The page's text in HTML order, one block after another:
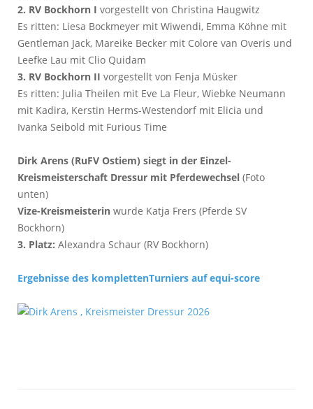
2. RV Bockhorn I vorgestellt von Christina Haugwitz
Es ritten: Liesa Bockmeyer mit Wiwendi, Emma Köhne mit
Gentleman Jack, Mareike Becker mit Colore van Overis und
Leefke Lau mit Clio Quidam
3. RV Bockhorn II vorgestellt von Fenja Müsker
Es ritten: Julia Theilen mit Eve La Fleur, Wiebke Neumann
mit Kadira, Kerstin Herms-Westendorf mit Elicia und
Ivanka Seibold mit Furious Time
Dirk Arens (RuFV Ostiem) siegt in der Einzel-
Kreismeisterschaft Dressur mit Pferdewechsel (Foto
unten)
Vize-Kreismeisterin wurde Katja Frers (Pferde SV
Bockhorn)
3. Platz: Alexandra Schaur (RV Bockhorn)
Ergebnisse des komplettenTurniers auf equi-score